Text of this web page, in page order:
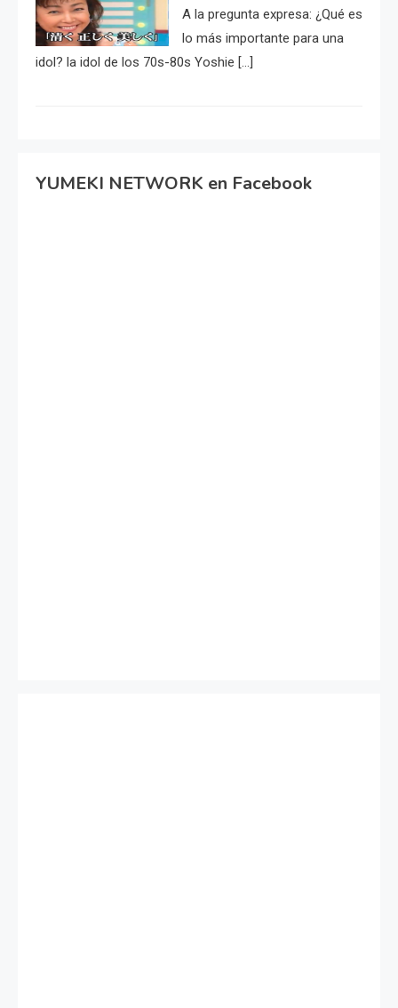
A la pregunta expresa: ¿Qué es
lo más importante para una
idol? la idol de los 70s-80s Yoshie […]
YUMEKI NETWORK en Facebook